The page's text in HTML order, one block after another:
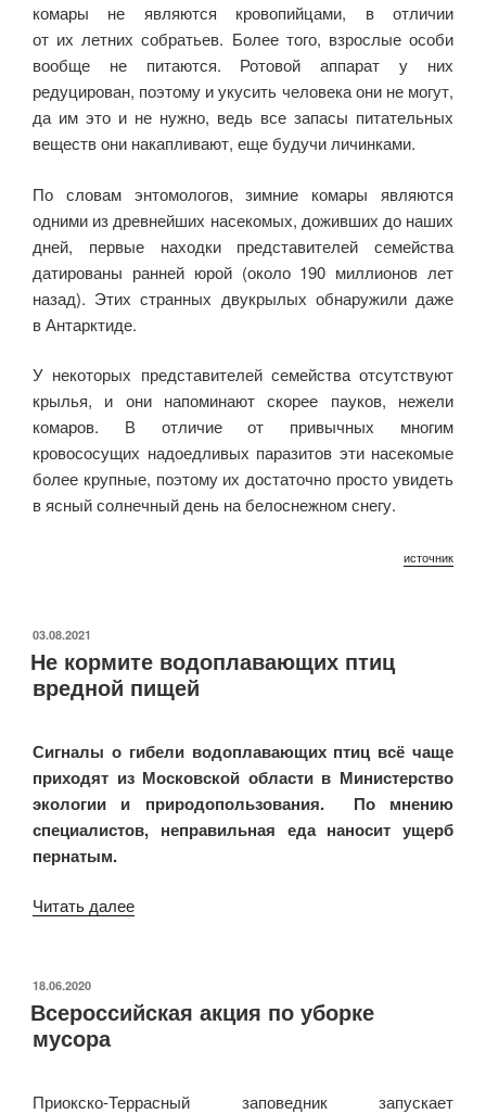
комары не являются кровопийцами, в отличии
от их летних собратьев. Более того, взрослые особи
вообще не питаются. Ротовой аппарат у них
редуцирован, поэтому и укусить человека они не могут,
да им это и не нужно, ведь все запасы питательных
веществ они накапливают, еще будучи личинками.
По словам энтомологов, зимние комары являются
одними из древнейших насекомых, доживших до наших
дней, первые находки представителей семейства
датированы ранней юрой (около 190 миллионов лет
назад). Этих странных двукрылых обнаружили даже
в Антарктиде.
У некоторых представителей семейства отсутствуют
крылья, и они напоминают скорее пауков, нежели
комаров. В отличие от привычных многим
кровососущих надоедливых паразитов эти насекомые
более крупные, поэтому их достаточно просто увидеть
в ясный солнечный день на белоснежном снегу.
источник
ОПУБЛИКОВАНО
03.08.2021
Не кормите водоплавающих птиц
вредной пищей
Сигналы о гибели водоплавающих птиц всё чаще
приходят из Московской области в Министерство
экологии и природопользования. По мнению
специалистов, неправильная еда наносит ущерб
пернатым.
Читать далее«Не
вредной
ОПУБЛИКОВАНО
18.06.2020
Всероссийская акция по уборке
мусора
Приокско-Террасный заповедник запускает